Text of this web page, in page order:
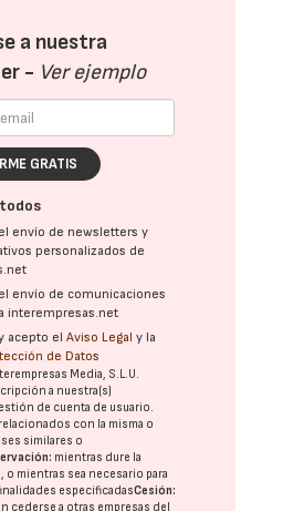
a nuestra
- Ver ejemplo
GRATIS
envío de newsletters y
personalizados de
envío de comunicaciones
interempresas.net
acepto elAviso Legal y la
de Datos
Media, S.L.U.
a nuestra(s)
de cuenta de usuario.
con la misma o
similares o
mientras dure la
o mientras sea necesario para
finalidades especificadasCesión:
cederse a otras empresas del